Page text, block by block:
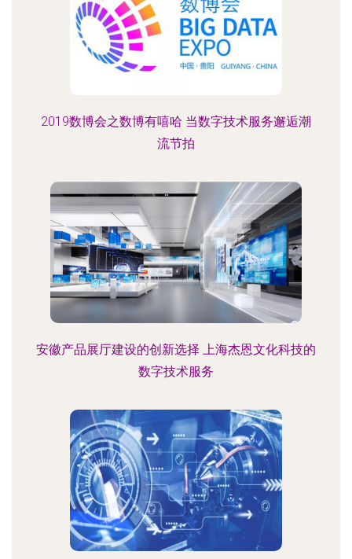
2019数博会之数博有嘻哈 当数字技术服务邂逅潮
流节拍
安徽产品展厅建设的创新选择 上海杰恩文化科技的
数字技术服务